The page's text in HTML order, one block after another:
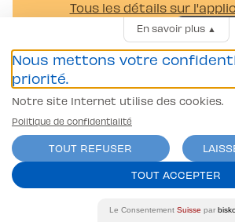
Tous les détails sur
Cours et leçons
Cours voiture
Cours de premiers secours
Cours 2 phases
Cours moto et scooter
En savoir plus▲
Nous mettons votre
priorité.
Notre site Internet utilise des cookies.
Politique de confidentialité
TOUT REFUSER
TOUT ACCEPTER
Le Consentement Suisse par